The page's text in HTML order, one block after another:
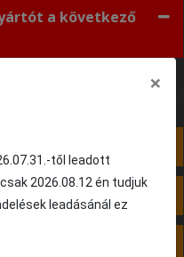
a következő
×
től leadott
2026.08.12 én tudjuk
leadásánál ez